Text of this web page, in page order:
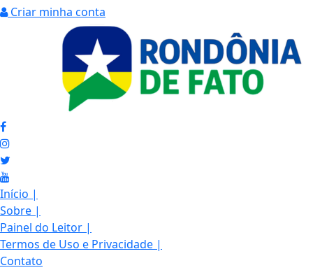
Criar minha conta
Início |
Sobre |
Painel do Leitor |
Termos de Uso e Privacidade |
Contato